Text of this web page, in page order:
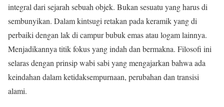
integral dari sejarah sebuah objek. Bukan sesuatu yang harus di
sembunyikan. Dalam kintsugi retakan pada keramik yang di
perbaiki dengan lak di campur bubuk emas atau logam lainnya.
Menjadikannya titik fokus yang indah dan bermakna. Filosofi ini
selaras dengan prinsip wabi sabi yang mengajarkan bahwa ada
keindahan dalam ketidaksempurnaan, perubahan dan transisi
alami.